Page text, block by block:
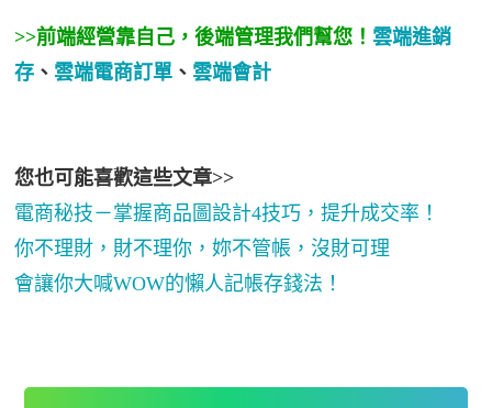
>>前端經營靠自己，後端管理我們幫您！ 雲端進銷
存 、 雲端電商訂單 、 雲端會計
您也可能喜歡這些文章>>
電商秘技－掌握商品圖設計4技巧，提升成交率！
你不理財，財不理你，妳不管帳，沒財可理
會讓你大喊WOW的懶人記帳存錢法！